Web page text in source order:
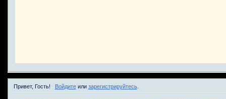
Привет, Гость! Войдитеили зарегистрируйтесь.